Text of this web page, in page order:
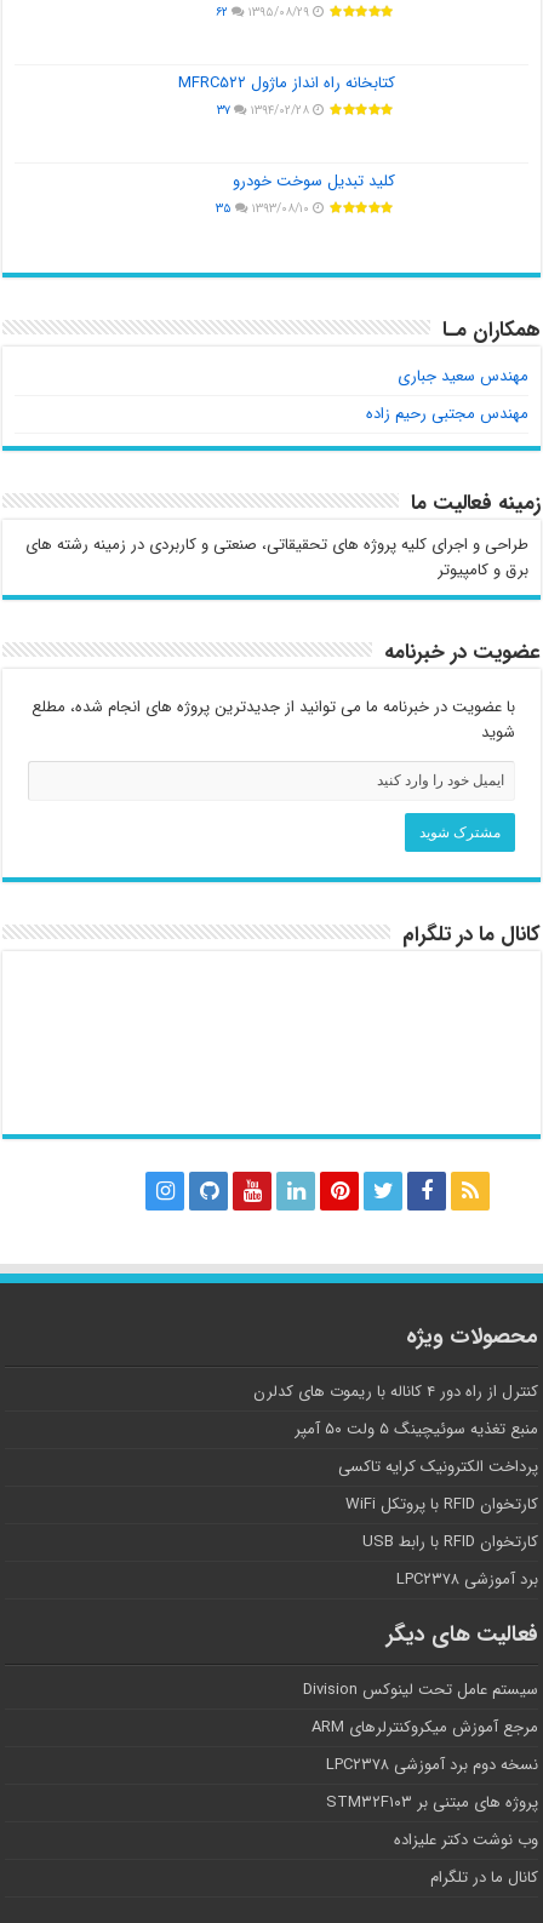
۱۳۹۵/۰۸/۲۹ ۶۲
کتابخانه راه انداز ماژول MFRC۵۲۲
۱۳۹۴/۰۲/۲۸ ۳۷
کلید تبدیل سوخت خودرو
۱۳۹۳/۰۸/۱۰ ۳۵
همکاران مـا
مهندس سعید جباری
مهندس مجتبی رحیم زاده
زمینه فعالیت ما
طراحی و اجرای کلیه پروژه های تحقیقاتی، صنعتی و کاربردی در زمینه رشته های
برق و کامپیوتر
عضویت در خبرنامه
با عضویت در خبرنامه ما می توانید از جدیدترین پروژه های انجام شده، مطلع
شوید
کانال ما در تلگرام
محصولات ویژه
کنترل از راه دور ۴ کاناله با ریموت های کدلرن
منبع تغذیه سوئیچینگ ۵ ولت ۵۰ آمپر
پرداخت الکترونیک کرایه تاکسی
کارتخوان RFID با پروتکل WiFi
کارتخوان RFID با رابط USB
برد آموزشی LPC۲۳۷۸
فعالیت های دیگر
سیستم عامل تحت لینوکس Division
مرجع آموزش میکروکنترلرهای ARM
نسخه دوم برد آموزشی LPC۲۳۷۸
پروژه های مبتنی بر STM۳۲F۱۰۳
وب نوشت دکتر علیزاده
کانال ما در تلگرام